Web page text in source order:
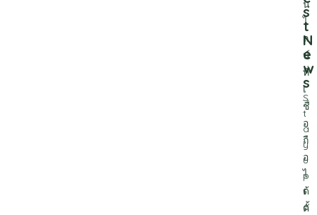
น
ไ
ล
น์
ที่
เ
ชื่
อ
ถื
อ
ไ
ด้
ตั้
s
t
N
e
w
s
S
t
a
y
u
p
t
o